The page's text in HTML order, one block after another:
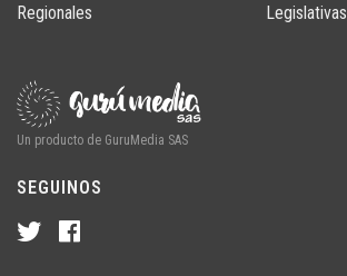
Regionales
Legislativas
Un producto de GuruMedia SAS
SEGUINOS